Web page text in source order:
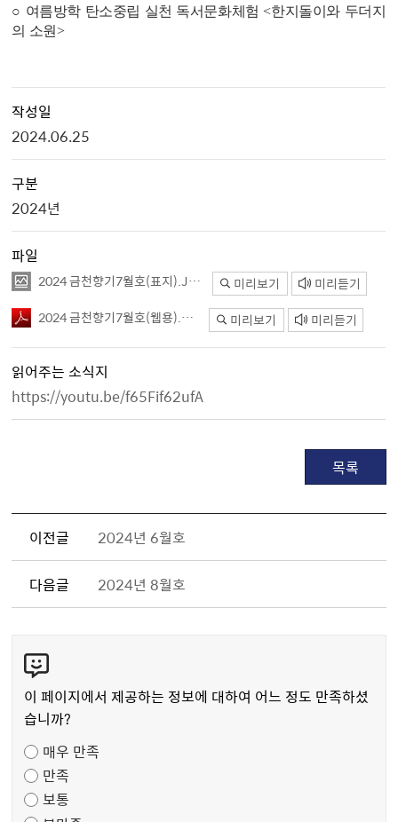
○ 여름방학 탄소중립 실천 독서문화체험 <한지돌이와 두더지
의 소원>
작성일
2024.06.25
구분
2024년
파일
2024 금천향기7월호(표지).JPG 미리보기 미리듣기
2024 금천향기7월호(웹용).pdf 미리보기 미리듣기
읽어주는 소식지
https://youtu.be/f65Fif62ufA
목록
이전글 2024년 6월호
다음글 2024년 8월호
텐
츠
만
도
조
사
이 페이지에서 제공하는 정보에 대하여 어느 정도 만족하셨
습니까?
매우 만족
만족
보통